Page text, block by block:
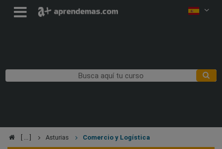
Asturias Comercio y Logística